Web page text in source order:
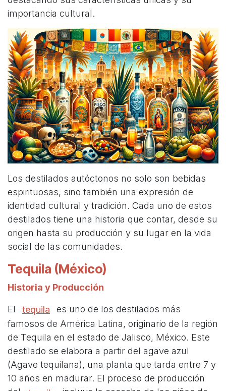
importancia cultural.
Los destilados autóctonos no solo son bebidas
espirituosas, sino también una expresión de
identidad cultural y tradición. Cada uno de estos
destilados tiene una historia que contar, desde su
origen hasta su producción y su lugar en la vida
social de las comunidades.
Tequila (México)
Historia y Producción
El tequila
es uno de los destilados más
famosos de América Latina, originario de la región
de Tequila en el estado de Jalisco, México. Este
destilado se elabora a partir del agave azul
(Agave tequilana), una planta que tarda entre 7 y
10 años en madurar. El proceso de producción